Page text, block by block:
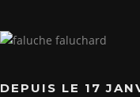
DEPUIS LE 17